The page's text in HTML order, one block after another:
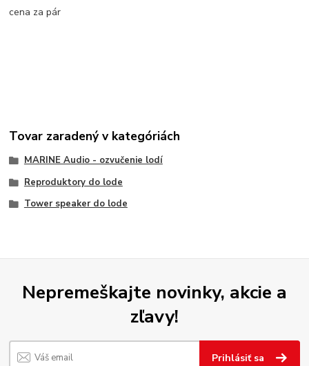
cena za pár
Tovar zaradený v kategóriách
MARINE Audio - ozvučenie lodí
Reproduktory do lode
Tower speaker do lode
Nepremeškajte novinky, akcie a
zľavy!
Prihlásiť sa